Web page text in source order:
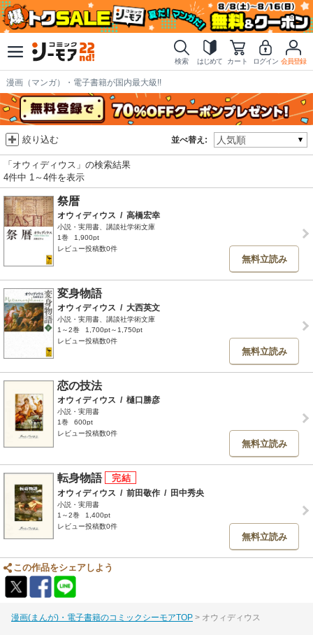
検索 はじめて カート ログイン 会員登録
漫画（マンガ）・電子書籍が国内最大級!!
並べ替え:
絞り込む
「オウィディウス」の検索結果
4件中 1～4件を表示
祭暦
オウィディウス / 高橋宏幸
小説・実用書、講談社学術文庫
1巻
1,900pt
レビュー投稿数0件
無料立読み
変身物語
オウィディウス / 大西英文
小説・実用書、講談社学術文庫
1～2巻
1,700pt～1,750pt
レビュー投稿数0件
無料立読み
恋の技法
オウィディウス / 樋口勝彦
小説・実用書
1巻
600pt
レビュー投稿数0件
無料立読み
転身物語
オウィディウス / 前田敬作 / 田中秀央
小説・実用書
1～2巻
1,400pt
レビュー投稿数0件
無料立読み
この作品をシェアしよう
漫画(まんが)・電子書籍のコミックシーモアTOP オウィディウス